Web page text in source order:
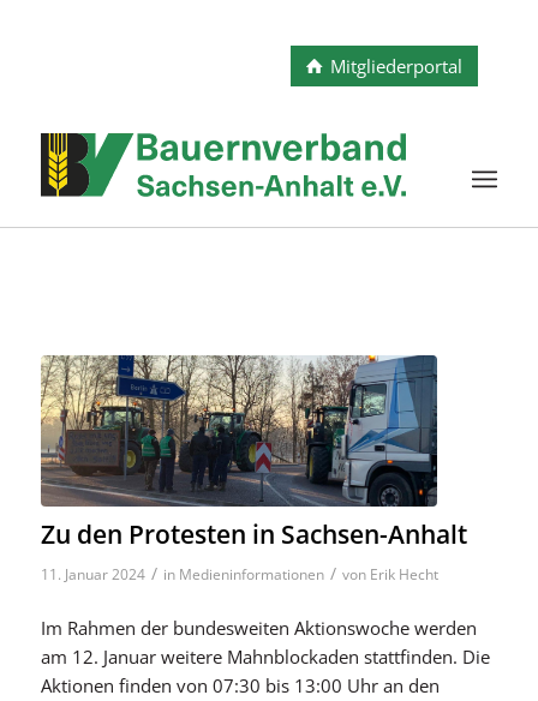
Mitgliederportal
Zu den Protesten in Sachsen-Anhalt
11. Januar 2024 / in Medieninformationen / von Erik Hecht
Im Rahmen der bundesweiten Aktionswoche werden
am 12. Januar weitere Mahnblockaden stattfinden. Die
Aktionen finden von 07:30 bis 13:00 Uhr an den